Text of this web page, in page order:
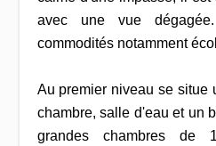
avec une vue
commodités notamment
Au premier niveau se situe
chambre, salle d'eau et un
grandes chambres de